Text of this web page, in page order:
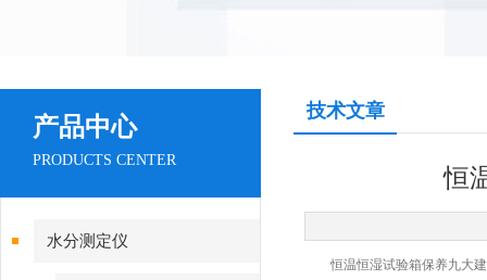
产品中心
PRODUCTS CENTER
水分测定仪
技术文章
恒
恒温恒湿试验箱保养九大